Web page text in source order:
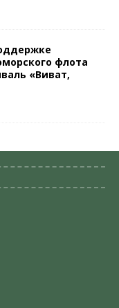
флота
«Виват,